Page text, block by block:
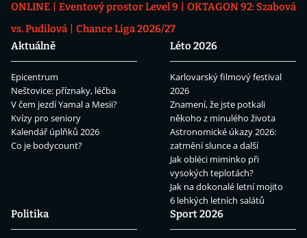
ONLINE
Eventový prostor Level 9
OKTAGON 92: Szabová
vs. Pudilová
Chance Liga 2026/27
Aktuálně
Epicentrum
Neštovice: příznaky, léčba
V čem jezdí Yamal a Mesii?
Kvízy pro seniory
Kalendář úplňků 2026
Co je bodycount?
Léto 2026
Karlovarský filmový festival
2026
Znamení, že jste potkali
někoho z minulého života
Astronomické úkazy 2026:
zatmění slunce a další
Jak obléci miminko při
vysokých teplotách?
Jak na dokonalé letní mojito
6 lehkých letních salátů
Politika
Sport 2026